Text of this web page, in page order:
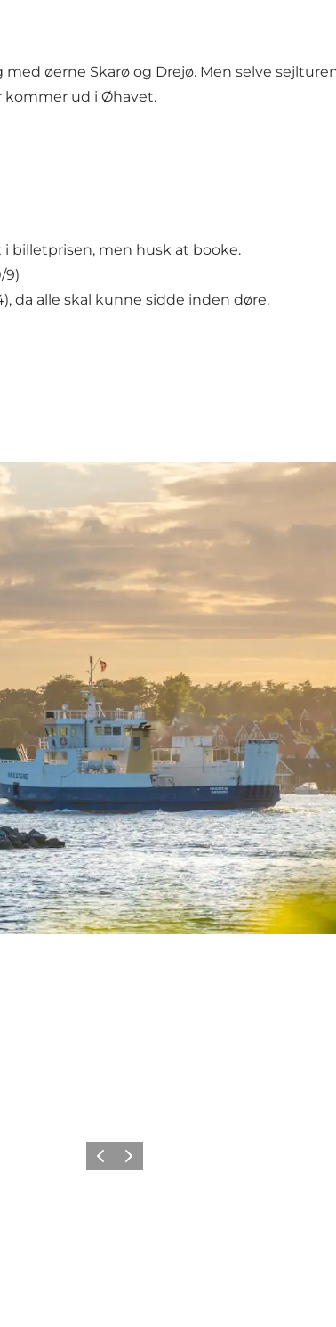
øerne Skarø og Drejø. Men selve
kommer ud i Øhavet.
billetprisen, men husk at booke.
9)
da alle skal kunne sidde inden døre.
ForrigeNæste